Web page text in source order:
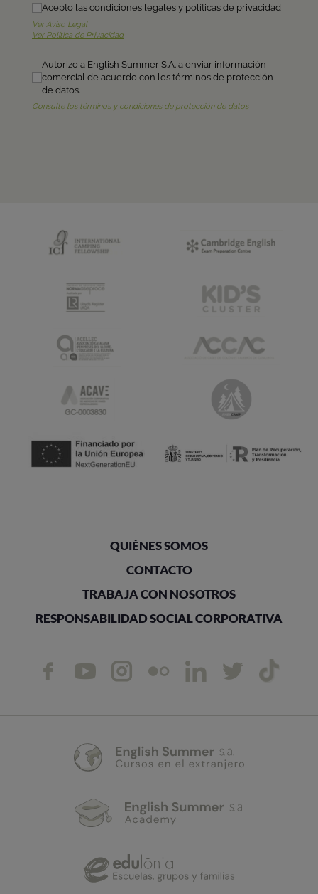
QUIÉNES SOMOS
CONTACTO
TRABAJA CON NOSOTROS
RESPONSABILIDAD SOCIAL CORPORATIVA